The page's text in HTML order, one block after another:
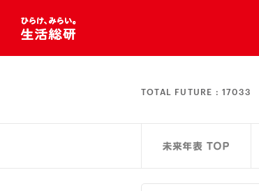
TOTAL FUTURE : 17033